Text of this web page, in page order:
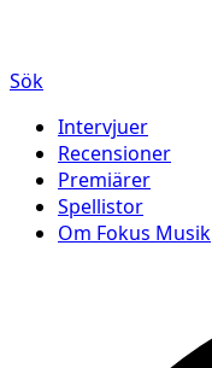
Sök
Intervjuer
Recensioner
Premiärer
Spellistor
Om Fokus Musik